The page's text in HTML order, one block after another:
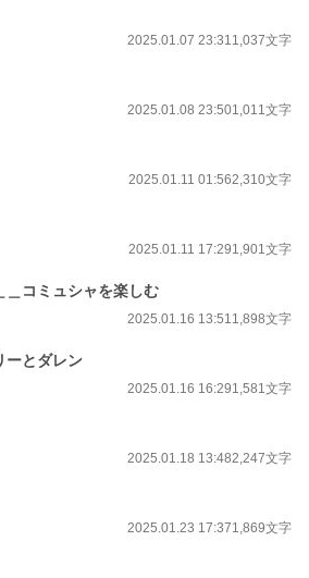
2025.01.07 23:311,037文字
2025.01.08 23:501,011文字
2025.01.11 01:562,310文字
2025.01.11 17:291,901文字
＿コミュシャを楽しむ
2025.01.16 13:511,898文字
とダレン
2025.01.16 16:291,581文字
2025.01.18 13:482,247文字
2025.01.23 17:371,869文字